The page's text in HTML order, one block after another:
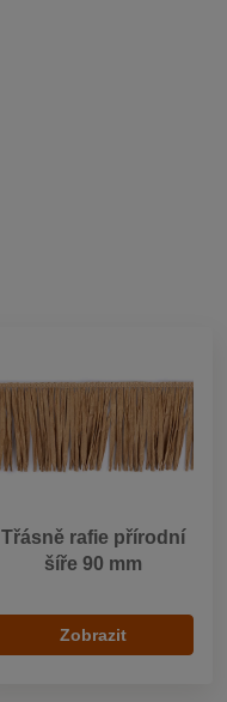
Třásně rafie přírodní
šíře 90 mm
Zobrazit